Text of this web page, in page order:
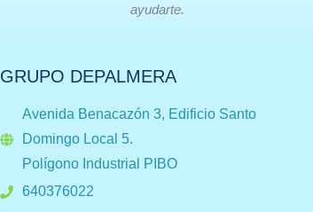
ayudarte.
GRUPO DEPALMERA
Avenida Benacazón 3, Edificio Santo
Domingo Local 5.
Polígono Industrial PIBO
640376022